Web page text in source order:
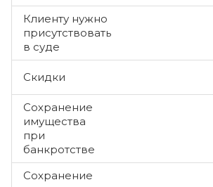
Клиенту нужно
присутствовать
в суде
Скидки
Сохранение
имущества
при
банкротстве
Сохранение